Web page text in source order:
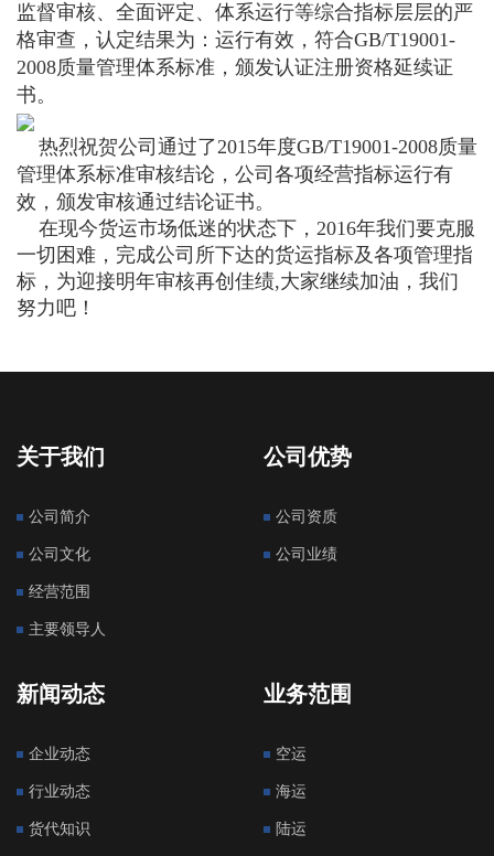
监督审核、全面评定、体系运行等综合指标层层的严
格审查，认定结果为：运行有效，符合GB/T19001-
2008质量管理体系标准，颁发认证注册资格延续证
书。
热烈祝贺公司通过了2015年度GB/T19001-2008质量
管理体系标准审核结论，公司各项经营指标运行有
效，颁发审核通过结论证书。
在现今货运市场低迷的状态下，2016年我们要克服
一切困难，完成公司所下达的货运指标及各项管理指
标，为迎接明年审核再创佳绩,大家继续加油，我们
努力吧！
关于我们
公司简介
公司文化
经营范围
主要领导人
公司优势
公司资质
公司业绩
新闻动态
企业动态
行业动态
货代知识
业务范围
空运
海运
陆运